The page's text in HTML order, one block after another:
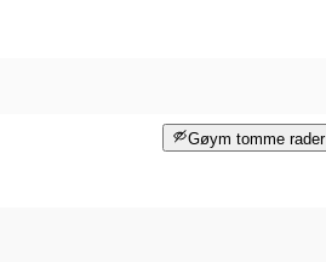
Gøym tomme rader